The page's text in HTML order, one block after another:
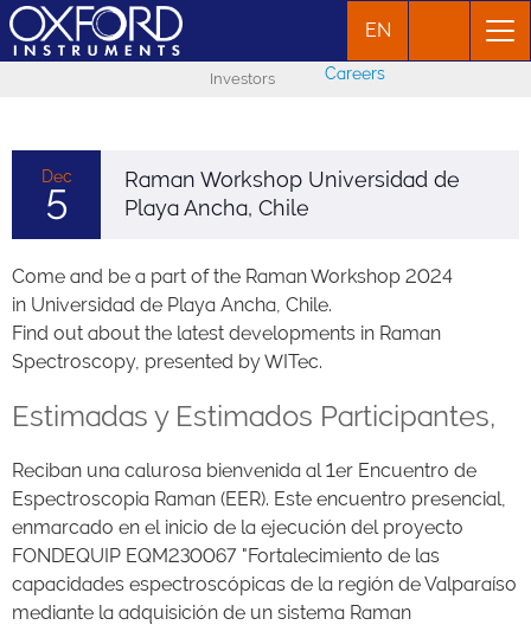
EN
Investors Careers
Dec
5
Raman Workshop Universidad de
Playa Ancha, Chile
Come and be a part of the Raman Workshop 2024
in Universidad de Playa Ancha, Chile.
Find out about the latest developments in Raman
Spectroscopy, presented by WITec.
Estimadas y Estimados Participantes,
Reciban una calurosa bienvenida al 1er Encuentro de
Espectroscopia Raman (EER). Este encuentro presencial,
enmarcado en el inicio de la ejecución del proyecto
FONDEQUIP EQM230067 "Fortalecimiento de las
capacidades espectroscópicas de la región de Valparaíso
mediante la adquisición de un sistema Raman